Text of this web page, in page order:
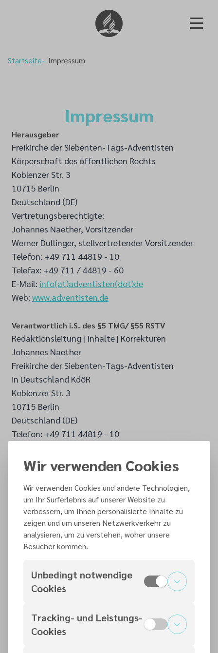
Startseite Impressum
Impressum
Herausgeber
Freikirche der Siebenten-Tags-Adventisten
Körperschaft des öffentlichen Rechts
Koblenzer Str. 3
10715 Berlin
Deutschland (DE)
Vertretungsberechtigte:
Johannes Naether, Vorsitzender
Werner Dullinger, stellvertretender Vorsitzender
Telefon: +49 711 44819 - 10
Telefax: +49 711 / 44819 - 60
E-Mail: info(at)adventisten(dot)de
Web: www.adventisten.de
Verantwortlich i.S. des §5 TMG/ §55 RSTV
Redaktionsleitung | Inhalte | Korrekturen
Johannes Naether
Freikirche der Siebenten-Tags-Adventisten
in Deutschland KdöR
Koblenzer Str. 3
10715 Berlin
Deutschland (DE)
Telefon: +49 711 44819 - 10
E-Mail:info(at)adventisten(dot)de
Web:www.adventisten.de
Technische Umsetzung
Hope Media Europe e.V.
Sandwiesenstraße 35
64665 Alsbach-Hähnlein
Telefon: +49 6257 50653 - 0
E-Mail:
info(at)hopemedia(dot)de
Wir verwenden Cookies
Wir verwenden Cookies und andere Technologien,
um Ihr Surferlebnis auf unserer Website zu
verbessern, um Ihnen personalisierte Inhalte zu
zeigen und um unseren Netzwerkverkehr zu
analysieren, um zu verstehen, woher unsere
Besucher kommen.
Unbedingt notwendige
Cookies
Tracking- und Leistungs-
Cookies